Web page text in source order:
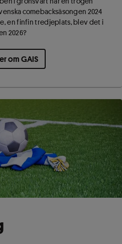
comebacksäsongen 2024
en finfin tredjeplats, blev det i
2026?
om GAIS